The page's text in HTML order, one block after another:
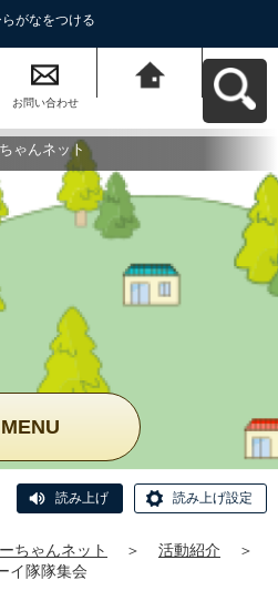
がなをつける
お問い合わせ
ットへ戻る
ゃんネット
MENU
読み上げ 読み上げ設定
ちゃんネット ＞ 活動紹介
＞
イ隊隊集会